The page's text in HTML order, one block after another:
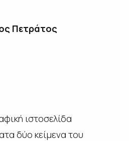
Πετράτος
ιστοσελίδα
δύο κείμενα του